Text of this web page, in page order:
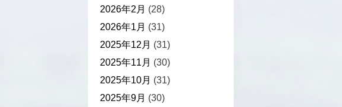
2026年2月 (28)
2026年1月 (31)
2025年12月 (31)
2025年11月 (30)
2025年10月 (31)
2025年9月 (30)